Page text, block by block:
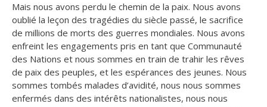
Mais nous avons perdu le chemin de la paix. Nous avons
oublié la leçon des tragédies du siècle passé, le sacrifice
de millions de morts des guerres mondiales. Nous avons
enfreint les engagements pris en tant que Communauté
des Nations et nous sommes en train de trahir les rêves
de paix des peuples, et les espérances des jeunes. Nous
sommes tombés malades d’avidité, nous nous sommes
enfermés dans des intérêts nationalistes, nous nous